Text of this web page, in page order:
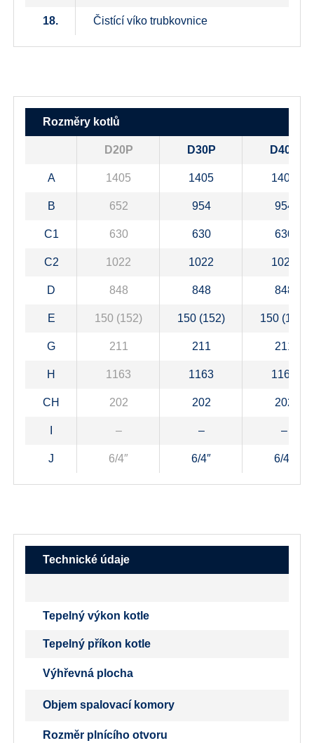
18. Čistící víko trubkovnice
Rozměry kotlů
D20P D30P D40P
A 1405 1405 1405
B 652 954 954
C1 630 630 630
C2 1022 1022 1022
D 848 848 848
E 150 (152) 150 (152) 150 (152)
G 211 211 211
H 1163 1163 1163
CH 202 202 202
– – –
J 6/4″ 6/4″ 6/4″
Technické údaje
Tepelný výkon kotle
Tepelný příkon kotle
Výhřevná plocha
Objem spalovací komory
Rozměr plnícího otvoru